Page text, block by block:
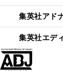
集英社アド
集英社エデ